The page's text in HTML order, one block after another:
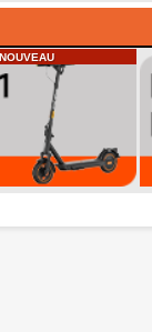
NOUVEAU